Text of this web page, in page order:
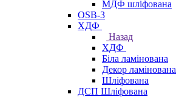
МДФ шліфована
OSB-3
ХДФ
Назад
ХДФ
Біла ламінована
Декор ламінована
Шліфована
ДСП Шліфована